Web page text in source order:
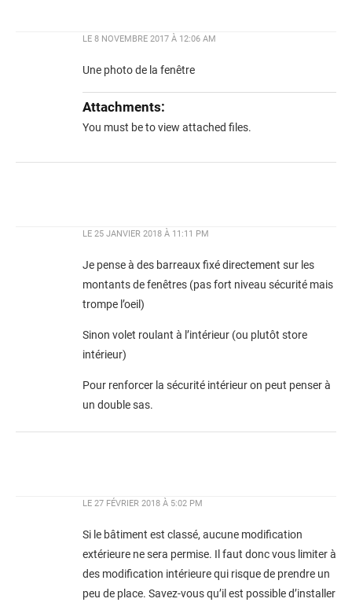
LE 8 NOVEMBRE 2017 À 12:06 AM
Une photo de la fenêtre
Attachments:
You must beto view attached files.
LE 25 JANVIER 2018 À 11:11 PM
Je pense à des barreaux fixé directement sur les
montants de fenêtres (pas fort niveau sécurité mais
trompe l’oeil)
Sinon volet roulant à l’intérieur (ou plutôt store
intérieur)
Pour renforcer la sécurité intérieur on peut penser à
un double sas.
LE 27 FÉVRIER 2018 À 5:02 PM
Si le bâtiment est classé, aucune modification
extérieure ne sera permise. Il faut donc vous limiter à
des modification intérieure qui risque de prendre un
peu de place. Savez-vous qu’il est possible d’installer